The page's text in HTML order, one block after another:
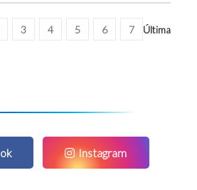
3 4 5 6 7 Última
Instagram